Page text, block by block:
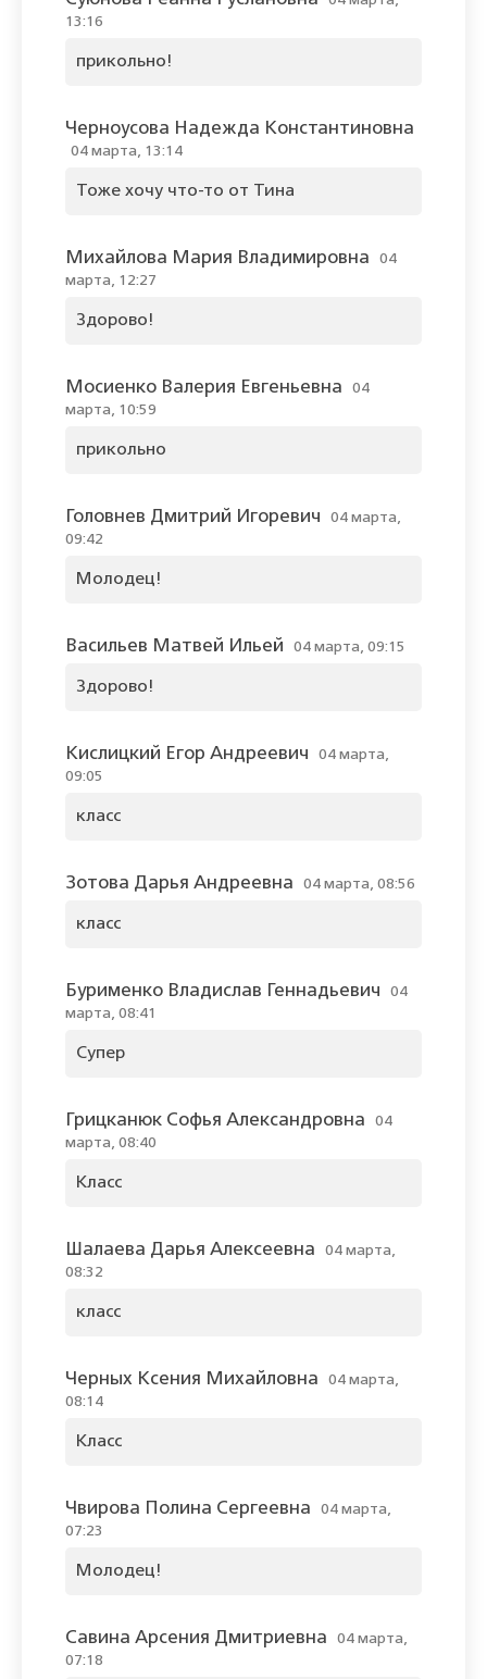
13:16
прикольно!
Черноусова Надежда Константиновна
04 марта, 13:14
Тоже хочу что-то от Тина
Михайлова Мария Владимировна
04
марта, 12:27
Здорово!
Мосиенко Валерия Евгеньевна
04
марта, 10:59
прикольно
Головнев Дмитрий Игоревич
04 марта,
09:42
Молодец!
Васильев Матвей Ильей 04 марта, 09:15
Здорово!
Кислицкий Егор Андреевич
04 марта,
09:05
класс
Зотова Дарья Андреевна 04 марта, 08:56
класс
Бурименко Владислав Геннадьевич
04
марта, 08:41
Супер
Грицканюк Софья Александровна
04
марта, 08:40
Класс
Шалаева Дарья Алексеевна
04 марта,
08:32
класс
Черных Ксения Михайловна
04 марта,
08:14
Класс
Чвирова Полина Сергеевна
04 марта,
07:23
Молодец!
Савина Арсения Дмитриевна
04 марта,
07:18